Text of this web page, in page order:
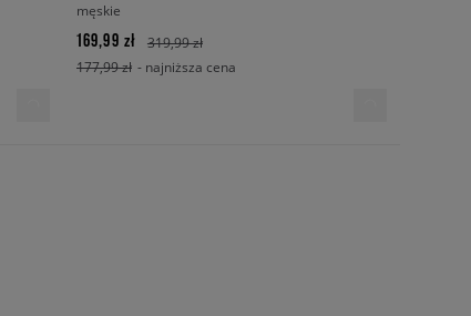
męskie
169,99 zł
319,99 zł
177,99 zł - najniższa cena